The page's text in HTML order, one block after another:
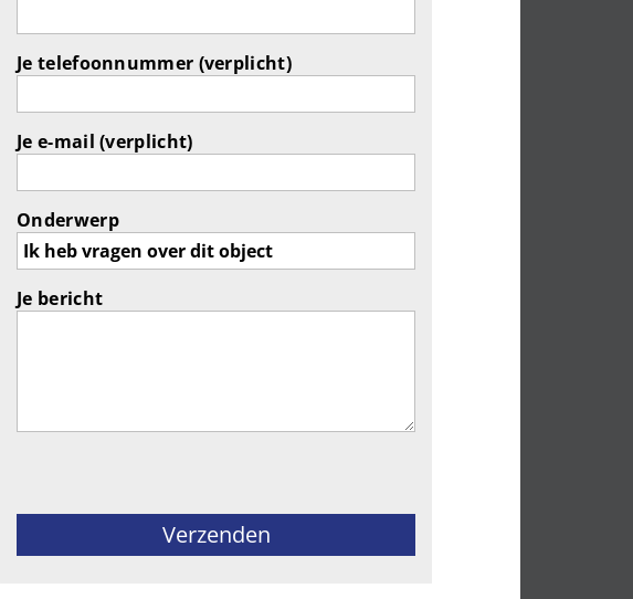
Je telefoonnummer (verplicht)
Je e-mail (verplicht)
Onderwerp
Je bericht